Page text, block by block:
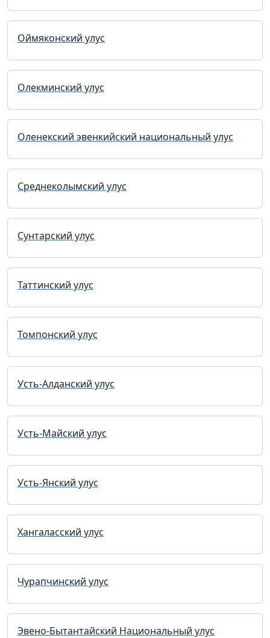
Оймяконский улус
Олекминский улус
Оленекский эвенкийский национальный улус
Среднеколымский улус
Сунтарский улус
Таттинский улус
Томпонский улус
Усть-Алданский улус
Усть-Майский улус
Усть-Янский улус
Хангаласский улус
Чурапчинский улус
Эвено-Бытантайский Национальный улус